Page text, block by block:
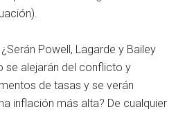
Powell, Lagarde y Bailey
se alejarán del conflicto y
de tasas y se verán
inflación más alta? De cualquier